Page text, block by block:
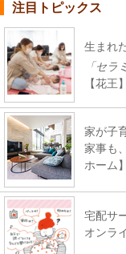
注目トピックス
生まれ
「セラ
【花王】
家が子
家事も
ホーム】
宅配サ
オンラ